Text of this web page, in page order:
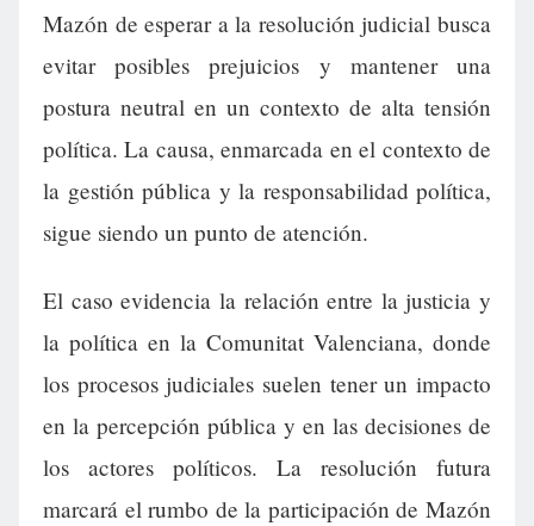
Mazón de esperar a la resolución judicial busca
evitar posibles prejuicios y mantener una
postura neutral en un contexto de alta tensión
política. La causa, enmarcada en el contexto de
la gestión pública y la responsabilidad política,
sigue siendo un punto de atención.
El caso evidencia la relación entre la justicia y
la política en la Comunitat Valenciana, donde
los procesos judiciales suelen tener un impacto
en la percepción pública y en las decisiones de
los actores políticos. La resolución futura
marcará el rumbo de la participación de Mazón